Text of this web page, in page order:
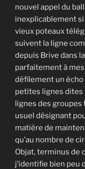
nouvel appel du
inexplicablement si
vieux poteaux
suivent la ligne
depuis Brive dans
parfaitement à
défilement un
petites lignes dites
lignes des groupes
usuel désignant
matière de
qu’au nombre de
Objat, terminus de
j’identifie bien peu